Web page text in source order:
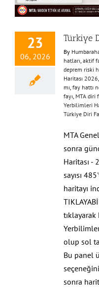
23
06, 2026
Türkiye
By
hatları aktif
deprem riski
Haritası 2026
mı fay hattı
fayı MTA diri
Yerbilimleri
Türkiye Diri
MTA
sonra
Haritası -
sayısı
haritayı
olup sol
Bu panel
sonra